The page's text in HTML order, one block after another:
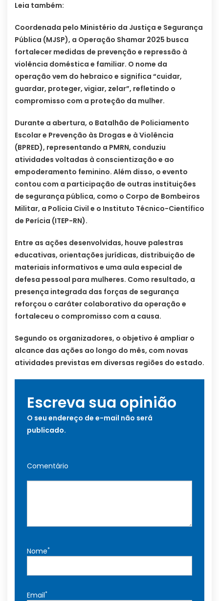
Leia também:
Coordenada pelo Ministério da Justiça e Segurança
Pública (MJSP), a Operação Shamar 2025 busca
fortalecer medidas de prevenção e repressão à
violência doméstica e familiar. O nome da
operação vem do hebraico e significa “cuidar,
guardar, proteger, vigiar, zelar”, refletindo o
compromisso com a proteção da mulher.
Durante a abertura, o Batalhão de Policiamento
Escolar e Prevenção às Drogas e à Violência
(BPRED), representando a PMRN, conduziu
atividades voltadas à conscientização e ao
empoderamento feminino. Além disso, o evento
contou com a participação de outras instituições
de segurança pública, como o Corpo de Bombeiros
Militar, a Polícia Civil e o Instituto Técnico-Científico
de Perícia (ITEP-RN).
Entre as ações desenvolvidas, houve palestras
educativas, orientações jurídicas, distribuição de
materiais informativos e uma aula especial de
defesa pessoal para mulheres. Como resultado, a
presença integrada das forças de segurança
reforçou o caráter colaborativo da operação e
fortaleceu o compromisso com a causa.
Segundo os organizadores, o objetivo é ampliar o
alcance das ações ao longo do mês, com novas
atividades previstas em diversas regiões do estado.
Escreva sua opinião
O seu endereço de e-mail não será
publicado.
Comentário
Nome*
Email*